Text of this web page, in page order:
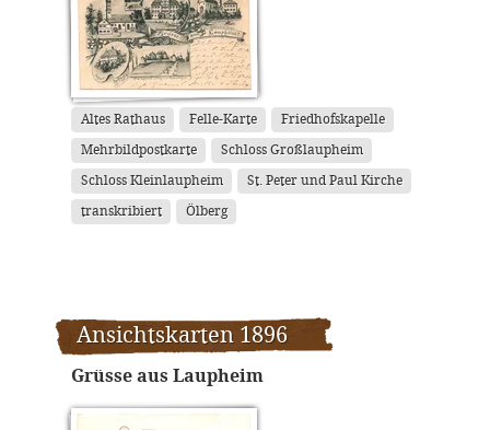
Altes Rathaus Felle-Karte Friedhofskapelle
Mehrbildpostkarte Schloss Großlaupheim
Schloss Kleinlaupheim St. Peter und Paul Kirche
transkribiert Ölberg
Ansichtskarten 1896
Grüsse aus Laupheim